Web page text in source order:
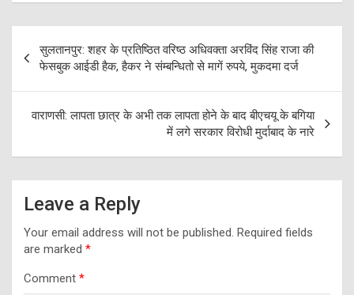
navigation
सुलतानपुर: शहर के प्रतिष्ठित वरिष्ठ अधिवक्ता अरविंद सिंह राजा की
फेसबुक आईडी हैक, हैकर ने संम्बन्धितो से मागें रुपये, मुकदमा दर्ज
वाराणसी: लापता छात्र के अभी तक लापता होने के बाद बीएचयू के बगिया
में लगे सरकार विरोधी मुर्दाबाद के नारे
Leave a Reply
Your email address will not be published. Required fields
are marked *
Comment *